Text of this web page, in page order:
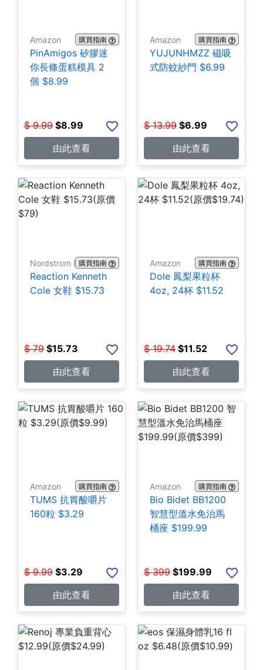
Amazon 購買指南
PinAmigos 矽膠迷
你長條蛋糕模具 2
個 $8.99
$ 9.99 $8.99
由此查看
Amazon 購買指南
YUJUNHMZZ 磁吸
式防蚊紗門 $6.99
$ 13.99 $6.99
由此查看
Nordstrom Rack購買指南
Reaction Kenneth
Cole 女鞋 $15.73
$ 79 $15.73
由此查看
Amazon 購買指南
Dole 鳳梨果粒杯
4oz, 24杯 $11.52
$ 19.74 $11.52
由此查看
Amazon 購買指南
TUMS 抗胃酸嚼片
160粒 $3.29
$ 9.99 $3.29
由此查看
Amazon 購買指南
Bio Bidet BB1200
智慧型溫水免治馬
桶座 $199.99
$ 399 $199.99
由此查看